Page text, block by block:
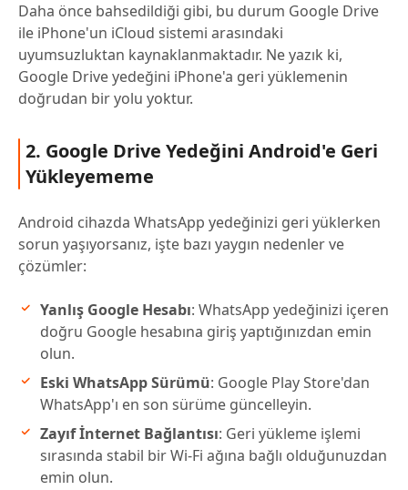
Daha önce bahsedildiği gibi, bu durum Google Drive
ile iPhone'un iCloud sistemi arasındaki
uyumsuzluktan kaynaklanmaktadır. Ne yazık ki,
Google Drive yedeğini iPhone'a geri yüklemenin
doğrudan bir yolu yoktur.
2. Google Drive Yedeğini Android'e Geri
Yükleyememe
Android cihazda WhatsApp yedeğinizi geri yüklerken
sorun yaşıyorsanız, işte bazı yaygın nedenler ve
çözümler:
Yanlış Google Hesabı: WhatsApp yedeğinizi içeren
doğru Google hesabına giriş yaptığınızdan emin
olun.
Eski WhatsApp Sürümü: Google Play Store'dan
WhatsApp'ı en son sürüme güncelleyin.
Zayıf İnternet Bağlantısı: Geri yükleme işlemi
sırasında stabil bir Wi-Fi ağına bağlı olduğunuzdan
emin olun.